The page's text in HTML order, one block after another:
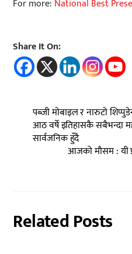
For more: National Best
Share It On:
पब्जी मोबाइल र नारुटो
आठ वर्षे इतिहासकै सबैभन्दा
सार्वजनिक हुँदै
आजको मौसम : यी
Related Posts